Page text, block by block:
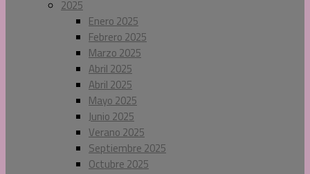
2025
Enero 2025
Febrero 2025
Marzo 2025
Abril 2025
Abril 2025
Mayo 2025
Junio 2025
Verano 2025
Septiembre 2025
Octubre 2025